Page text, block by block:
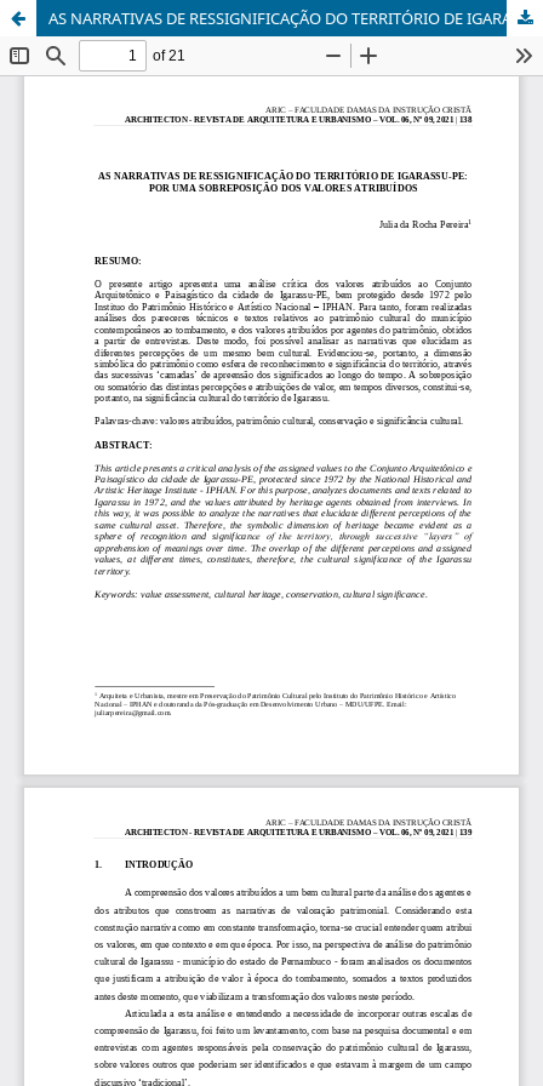
AS NARRATIVAS DE RESSIGNIFICAÇÃO DO TERRITÓRIO DE IGARASSU-PE: POR UMA SOBREPOSIÇÃO DOS VALORES ATRIBUÍDOS